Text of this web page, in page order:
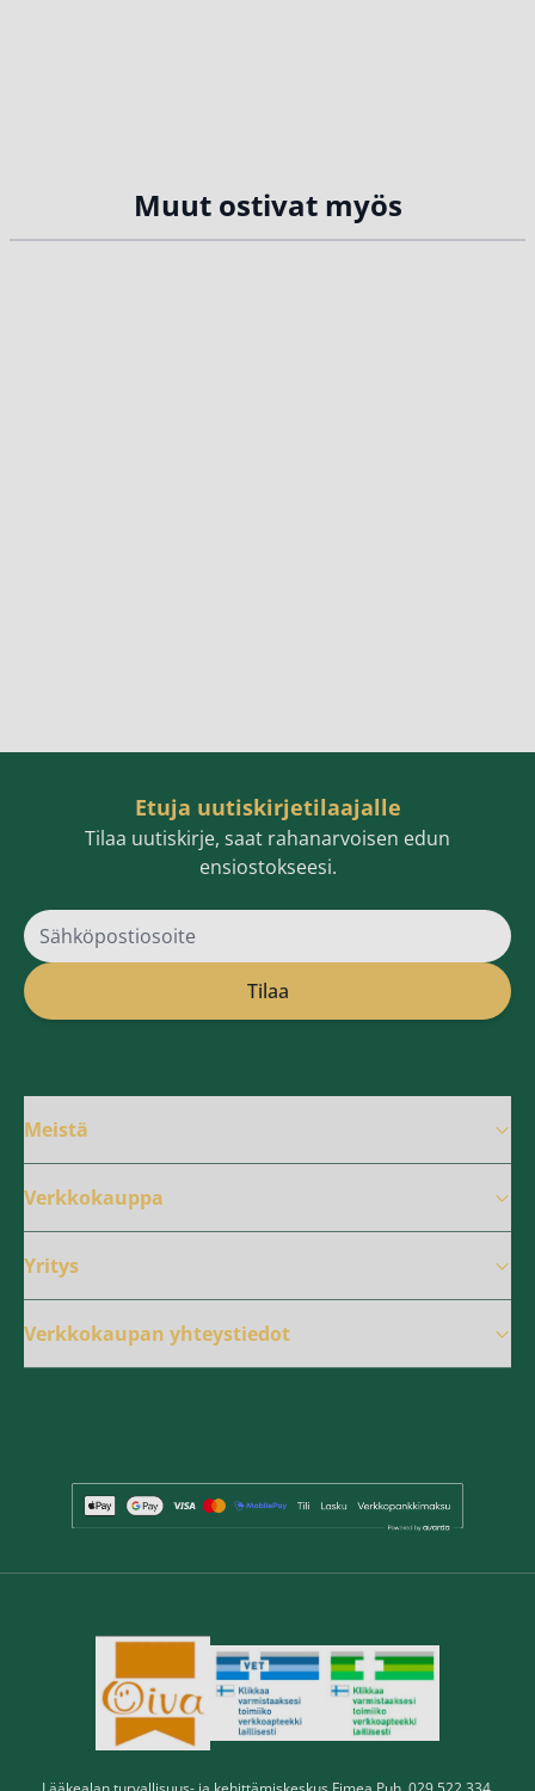
Muut ostivat myös
Etuja uutiskirjetilaajalle
Tilaa uutiskirje, saat rahanarvoisen edun
ensiostokseesi.
Sähköpostiosoite
Tilaa
Meistä
Verkkokauppa
Yritys
Verkkokaupan yhteystiedot